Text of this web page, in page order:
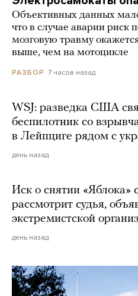
Объективных данных
что в случае аварии риск
мозговую травму
выше, чем на мотоцикле
РАЗБОР 7 часов назад
WSJ: разведка США
беспилотник со
в Лейпциге рядом с
день назад
Иск о снятии «Яблока»
рассмотрит судья,
экстремистской
день назад